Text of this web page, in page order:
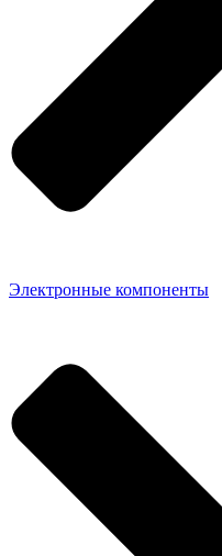
Электронные компоненты